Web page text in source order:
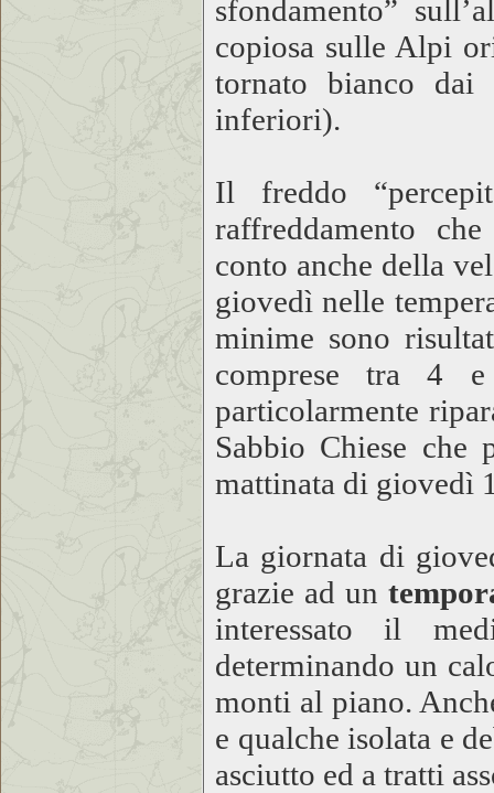
sfondamento”
copiosa sulle Alpi
tornato bianco dai
inferiori).
Il freddo
raffreddamento
conto anche della
giovedì nelle
minime sono
comprese tra 4
particolarmente
Sabbio Chiese
mattinata di giovedì
La giornata di
grazie ad un
interessato il
determinando un
monti al piano.
e qualche isolata e
asciutto ed a tratti